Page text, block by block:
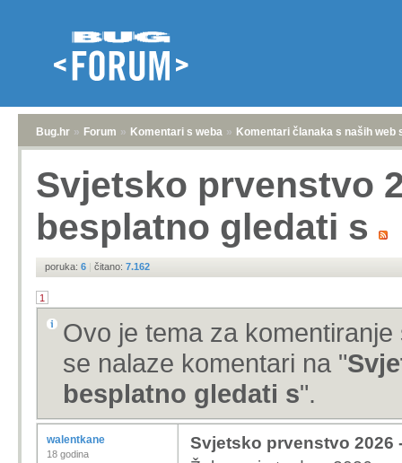
Bug.hr » Forum » Komentari s weba » Komentari članaka s naših web
Svjetsko prvenstvo
besplatno gledati s
poruka: 6 | čitano: 7.162
1
Ovo je tema za
se nalaze komentari na "
besplatno gledati s".
walentkane
18 godina
Svjetsko prvenstvo 2026